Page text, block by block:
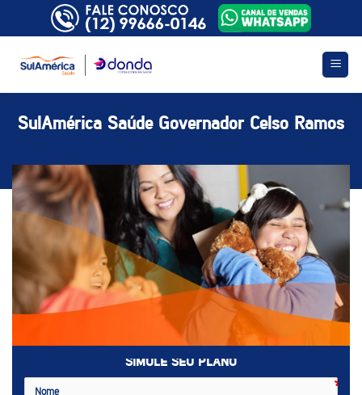
SulAmérica Saúde Governador Celso Ramos
SIMULE SEU PLANO